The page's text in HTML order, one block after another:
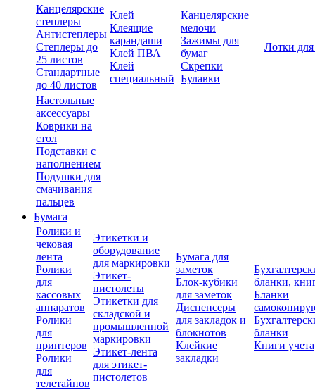
Канцелярские
степлеры
Антистеплеры
Степлеры до
25 листов
Стандартные
до 40 листов
Клей
Клеящие
карандаши
Клей ПВА
Клей
специальный
Канцелярские
мелочи
Зажимы для
бумаг
Скрепки
Булавки
Лотки
Настольные
аксессуары
Коврики на
стол
Подставки с
наполнением
Подушки для
смачивания
пальцев
Бумага
Ролики и
чековая
лента
Ролики
для
кассовых
аппаратов
Ролики
для
принтеров
Ролики
для
телетайпов
Этикетки и
оборудование
для маркировки
Этикет-
пистолеты
Этикетки для
складской и
промышленной
маркировки
Этикет-лента
для этикет-
пистолетов
Бумага для
заметок
Блок-кубики
для заметок
Диспенсеры
для закладок и
блокнотов
Клейкие
закладки
бланки,
Бланки
бланки
Книги учета